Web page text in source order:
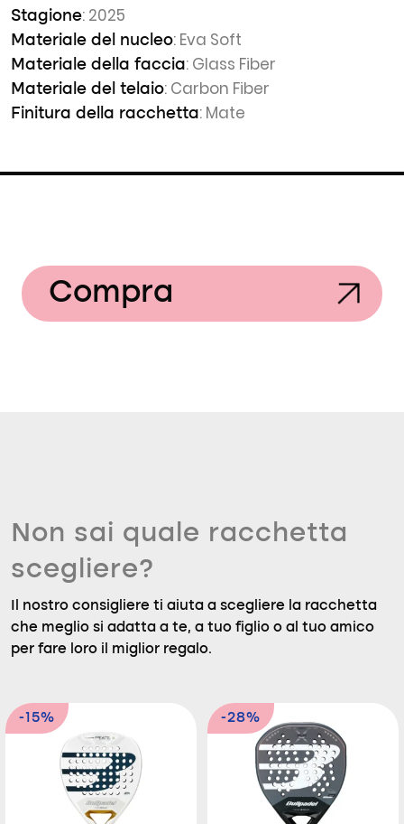
Stagione: 2025
Materiale del nucleo: Eva Soft
Materiale della faccia: Glass Fiber
Materiale del telaio: Carbon Fiber
Finitura della racchetta: Mate
Compra
Non sai quale racchetta
scegliere?
Il nostro consigliere ti aiuta a scegliere la racchetta
che meglio si adatta a te, a tuo figlio o al tuo amico
per fare loro il miglior regalo.
-15% -28%